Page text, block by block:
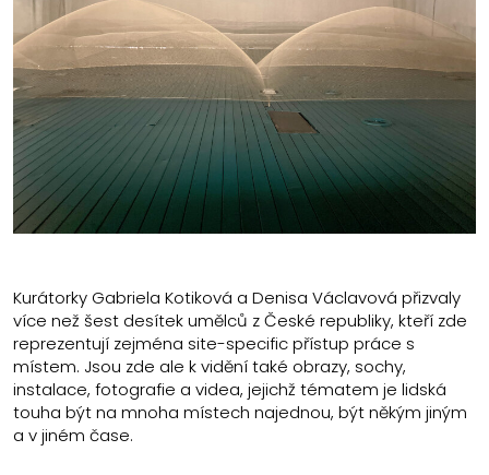
Kurátorky Gabriela Kotiková a Denisa Václavová přizvaly
více než šest desítek umělců z České republiky, kteří zde
reprezentují zejména site-specific přístup práce s
místem. Jsou zde ale k vidění také obrazy, sochy,
instalace, fotografie a videa, jejichž tématem je lidská
touha být na mnoha místech najednou, být někým jiným
a v jiném čase.